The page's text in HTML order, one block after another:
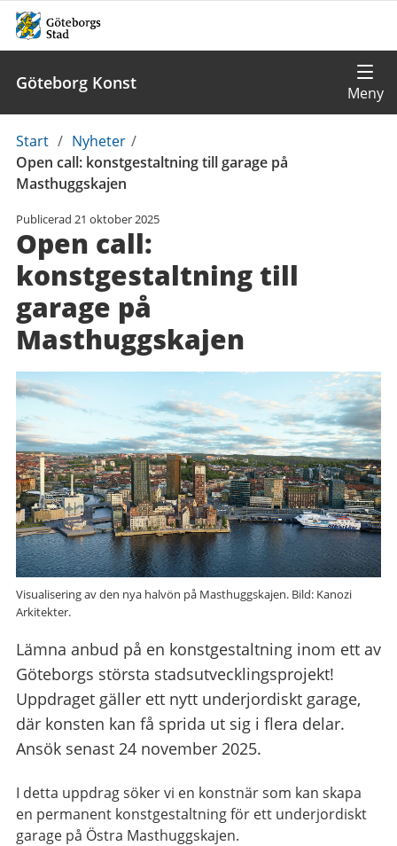
Göteborg Konst
Du
är
här:
Start / Nyheter /
Open call: konstgestaltning till garage på
Masthuggskajen
Publicerad 21 oktober 2025
Open call:
konstgestaltning till
garage på
Masthuggskajen
Visualisering av den nya halvön på Masthuggskajen. Bild: Kanozi
Arkitekter.
Lämna anbud på en konstgestaltning inom ett av
Göteborgs största stadsutvecklingsprojekt!
Uppdraget gäller ett nytt underjordiskt garage,
där konsten kan få sprida ut sig i flera delar.
Ansök senast 24 november 2025.
I detta uppdrag söker vi en konstnär som kan skapa
en permanent konstgestaltning för ett underjordiskt
garage på Östra Masthuggskajen.